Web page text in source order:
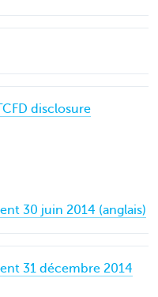
disclosure
30 juin 2014 (anglais)
31 décembre 2014